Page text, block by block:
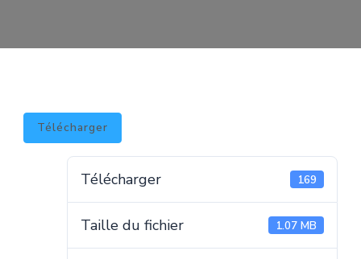
Télécharger
Télécharger 169
Taille du fichier 1.07 MB